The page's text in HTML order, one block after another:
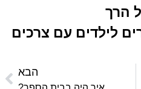
הרך
לילדים עם צרכים
הבא